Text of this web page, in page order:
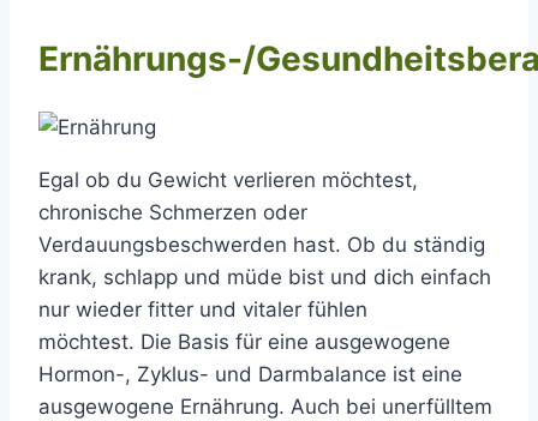
Ernährungs-/
Egal ob du Gewicht verlieren möchtest,
chronische Schmerzen oder
Verdauungsbeschwerden hast. Ob du ständig
krank, schlapp und müde bist und dich einfach
nur wieder fitter und vitaler fühlen
möchtest. Die Basis für eine ausgewogene
Hormon-, Zyklus- und Darmbalance ist eine
ausgewogene Ernährung. Auch bei unerfülltem